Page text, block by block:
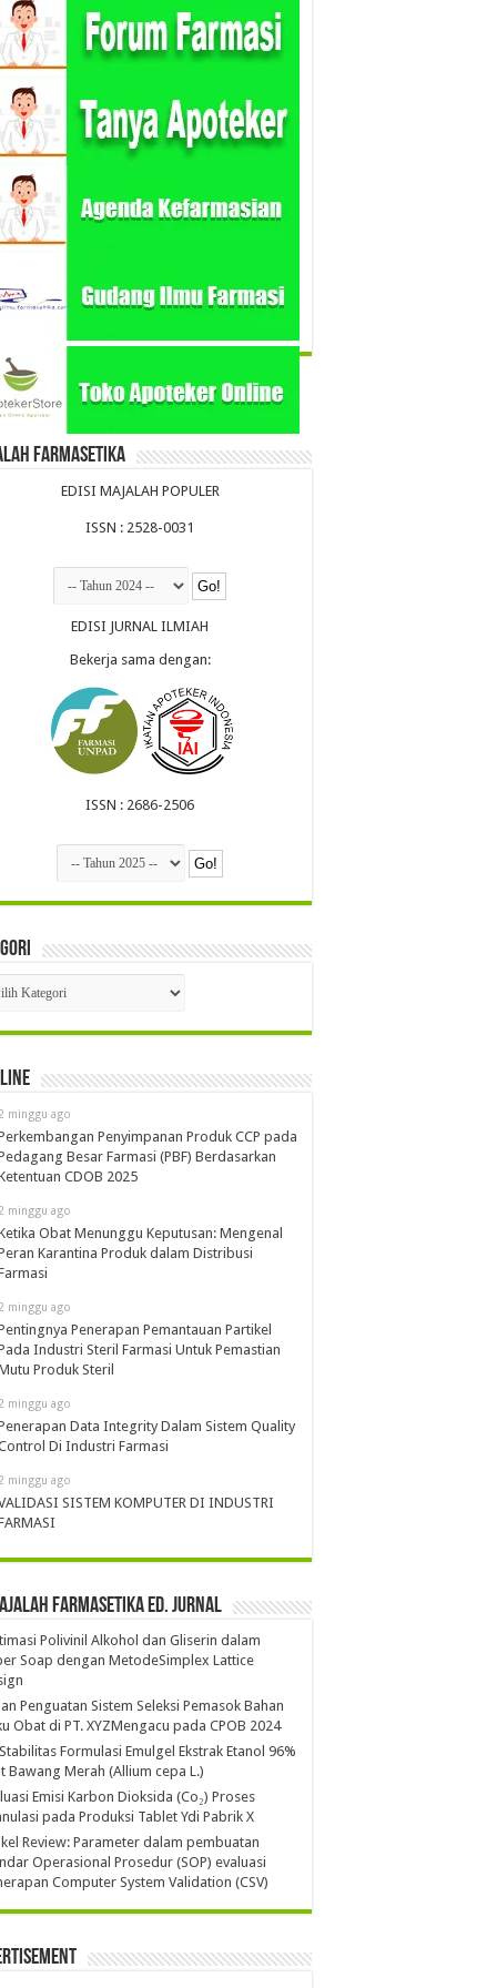
Farmasetika
EDISI MAJALAH POPULER
ISSN : 2528-0031
EDISI JURNAL ILMIAH
Bekerja sama dengan:
ISSN : 2686-2506
minggu ago
Penyimpanan Produk CCP pada
Besar Farmasi (PBF) Berdasarkan
CDOB 2025
minggu ago
Obat Menunggu Keputusan: Mengenal
Karantina Produk dalam Distribusi
minggu ago
Penerapan Pemantauan Partikel
Industri Steril Farmasi Untuk Pemastian
Produk Steril
minggu ago
Data Integrity Dalam Sistem Quality
Di Industri Farmasi
minggu ago
SISTEM KOMPUTER DI INDUSTRI
Farmasetika Ed. Jurnal
Polivinil Alkohol dan Gliserin dalam
Soap dengan MetodeSimplex Lattice
Penguatan Sistem Seleksi Pemasok Bahan
Obat di PT. XYZMengacu pada CPOB 2024
Formulasi Emulgel Ekstrak Etanol 96%
Bawang Merah (Allium cepa L.)
Emisi Karbon Dioksida (Co₂) Proses
pada Produksi Tablet Ydi Pabrik X
Review: Parameter dalam pembuatan
Operasional Prosedur (SOP) evaluasi
Computer System Validation (CSV)